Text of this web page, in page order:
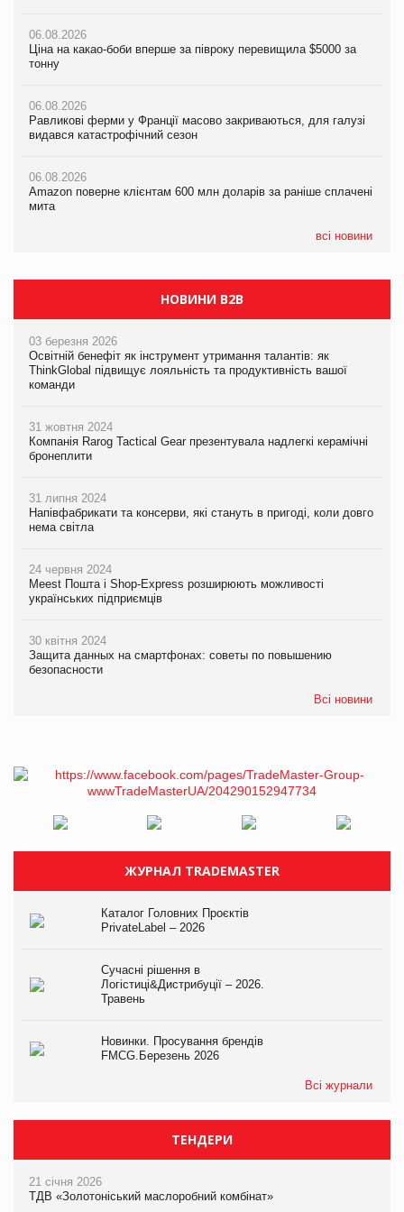
06.08.2026
Ціна на какао-боби вперше за півроку перевищила $5000 за
тонну
06.08.2026
Равликові ферми у Франції масово закриваються, для галузі
видався катастрофічний сезон
06.08.2026
Amazon поверне клієнтам 600 млн доларів за раніше сплачені
мита
всі новини
05.08.2026
Російська атака 5 серпня стала одним із наймасштабніших
05.08.2026
Смачне поповнення дитячого меню: у VARUS з’явилися
05.08.2026
Сергій Лісунов про заморожені хлібобулочні вироби на
06.08.2026
Равликові ферми у Франції масово закриваються, для галузі
видався катастрофічний сезон
06.08.2026
Amazon поверне клієнтам 600 млн доларів за раніше сплачені
мита
05.08.2026
У Євросоюзі набули чинності нові правила щодо штучного
інтелекту
НОВИНИ B2B
03 березня 2026
Освітній бенефіт як інструмент утримання талантів: як
ThinkGlobal підвищує лояльність та продуктивність вашої
команди
31 жовтня 2024
Компанія Rarog Tactical Gear презентувала надлегкі керамічні
бронеплити
31 липня 2024
Напівфабрикати та консерви, які стануть в пригоді, коли довго
нема світла
24 червня 2024
Meest Пошта і Shop-Express розширюють можливості
українських підприємців
30 квітня 2024
Защита данных на смартфонах: советы по повышению
безопасности
Всі новини
ЖУРНАЛ TRADEMASTER
Каталог Головних Проєктів
PrivateLabel – 2026
Сучасні рішення в
Логістиці&Дистрибуції – 2026.
Травень
Новинки. Просування брендів
FMCG.Березень 2026
Всі журнали
ТЕНДЕРИ
21 січня 2026
ТДВ «Золотоніський маслоробний комбінат»